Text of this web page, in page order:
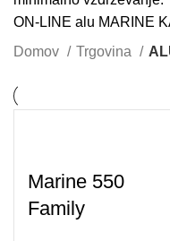
ON-LINE alu MARINE
Domov
Trgovina
Marine 550
Family